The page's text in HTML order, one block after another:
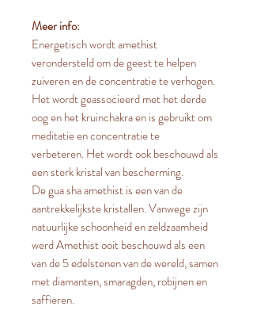
Meer info:
Energetisch wordt amethist
verondersteld om de geest te helpen
zuiveren en de concentratie te verhogen.
Het wordt geassocieerd met het derde
oog en het kruinchakra en is gebruikt om
meditatie en concentratie te
verbeteren. Het wordt ook beschouwd als
een sterk kristal van bescherming.
De gua sha amethist is een van de
aantrekkelijkste kristallen. Vanwege zijn
natuurlijke schoonheid en zeldzaamheid
werd Amethist ooit beschouwd als een
van de 5 edelstenen van de wereld, samen
met diamanten, smaragden, robijnen en
saffieren.